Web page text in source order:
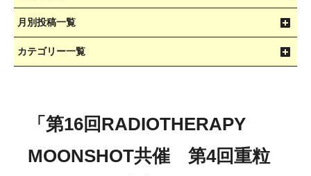
月別投稿一覧
カテゴリー一覧
「第16回RADIOTHERAPY
MOONSHOT共催 第4回重粒